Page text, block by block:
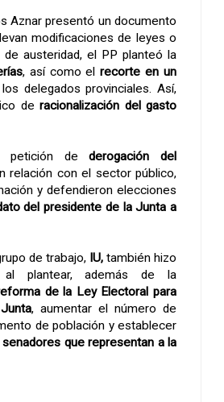
Aznar presentó un documento
modificaciones de leyes o
austeridad, el PP planteó la
, así como elrecorte en un
delegados provinciales. Así,
deracionalización del gasto
petición dederogación del
relación con el sector público,
y defendieron elecciones
del presidente de la Junta a
de trabajo, IU,también hizo
al plantear, además de la
de la Ley Electoral para
, aumentar el número de
de población y establecer
que representan a la